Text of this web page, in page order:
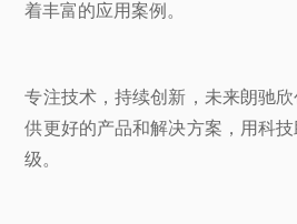
着丰富的应用案例。
专注技术，持续创新，未来朗驰
供更好的产品和解决方案，用科
级。